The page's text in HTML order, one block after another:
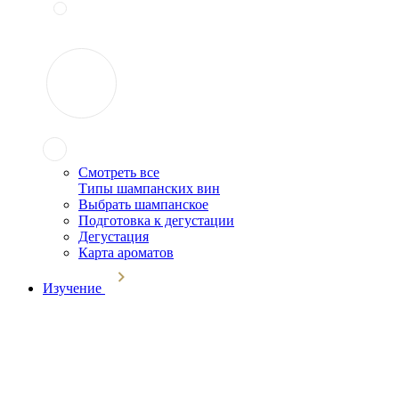
Смотреть все
Типы шампанских вин
Выбрать шампанское
Подготовка к дегустации
Дегустация
Карта ароматов
Изучение